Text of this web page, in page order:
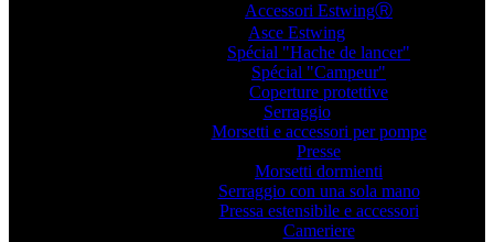
Accessori EstwingⓇ
Asce Estwing
Spécial "Hache de lancer"
Spécial "Campeur"
Coperture protettive
Serraggio
Morsetti e accessori per pompe
Presse
Morsetti dormienti
Serraggio con una sola mano
Pressa estensibile e accessori
Cameriere